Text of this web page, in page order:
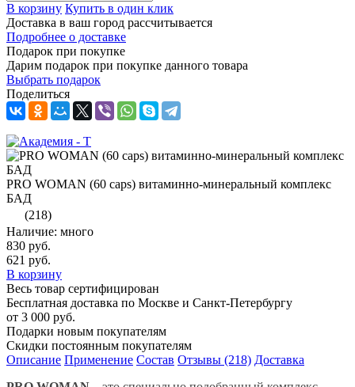
В корзину Купить в один клик
Доставка в ваш город рассчитывается
Подробнее о доставке
Подарок при покупке
Дарим подарок при покупке данного товара
Выбрать подарок
Поделиться
PRO WOMAN (60 caps) витаминно-минеральный комплекс
БАД
(218)
Наличие: много
830 руб.
621 руб.
В корзину
Весь товар сертифицирован
Бесплатная доставка по Москве и Санкт-Петербургу
от 3 000 руб.
Подарки новым покупателям
Скидки постоянным покупателям
Описание Применение Состав Отзывы (218) Доставка